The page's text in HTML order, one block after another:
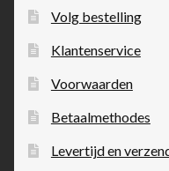
Volg bestelling
Klantenservice
Voorwaarden
Betaalmethodes
Levertijd en